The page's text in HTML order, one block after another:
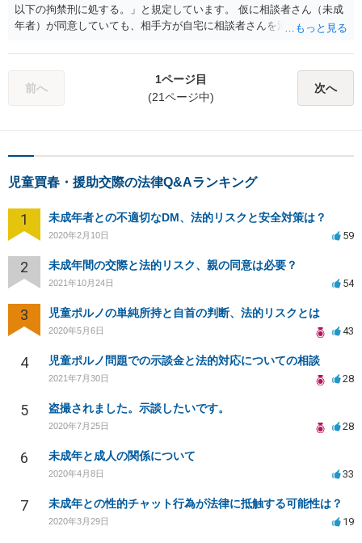
以下の拘禁刑に処する。」と規定しています。 仮に相談者さん（未成
年者）が同意していても、相手方が自宅に相談者さんを泊めるため
成年者略取・誘拐罪が成立する可能性を完全に否定することはできま
せん。 未成年者略取誘拐罪は、未成年者の自由のみならず、親や保護
者が子どもを育てて教育するという監護者の監護権の両方を保護法益
としているからです。 上記、ご参考ください。
前へ
1ページ目
(21ページ中)
次へ
児童買春・援助交際の法律Q&Aランキング
1 未成年者との不適切なDM、法的リスクと安全対策は？
2020年2月10日 59
2 未成年間の交際と法的リスク、親の同意は必要？
2021年10月24日 54
3 児童ポルノの単純所持と自首の判断、法的リスクとは
2020年5月6日 43
4 児童ポルノ問題での示談金と法的対応についての相談
2021年7月30日 28
5 盗撮されました。示談したいです。
2020年7月25日 28
6 未成年と成人の関係について
2020年4月8日 33
7 未成年との性的チャット行為が法律に抵触する可能性は？
2020年3月29日 19